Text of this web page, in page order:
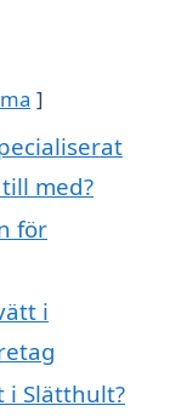
med?
för
i
i Slätthult?